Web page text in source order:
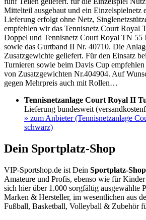
Mittelteil ausgebaut und ein Einzelspielnetz
Lieferung erfolgt ohne Netz,
empfehlen wir das Tennisnetz Court Royal
Doppel und Tennisnetz Court Royal TN 55
sowie das Gurtband II Nr. 40710. Die
Zusatzgewichte geliefert. Für den Einsatz
Turnieren sowie beim Davis Cup
von Zusatzgewichten Nr.404904. Auf
gegen Mehrpreis auch mit Rollen…
Tennisnetzanlage Court Royal II
Lieferung bundesweit
» zum Anbieter (Tennisnetzanlage
schwarz)
Dein Sportplatz-Shop
VIP-Sportshop.de ist Dein Sportplatz-Shop
Amateure und Profis, ebenso wie für
sich hier über 1.000 sorgfältig ausgewählte
Marken & Hersteller, im wesentlichen aus
Fußball, Basketball, Volleyball & Zubehör